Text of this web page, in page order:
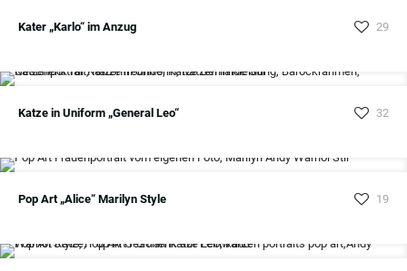
Kater „Karlo“ im Anzug 29
Katze in Uniform „General Leo“ 32
Pop Art „Alice“ Marilyn Style 19